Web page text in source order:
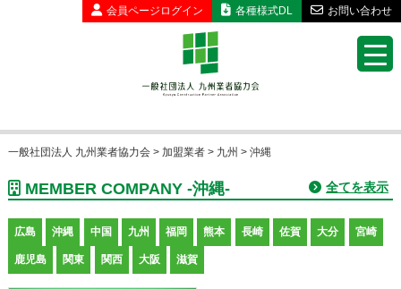
会員ページ ログイン 各種様式DL お問い合わせ
一般社団法人 九州業者協力会> 加盟業者> 九州 > 沖縄
MEMBER COMPANY -沖縄- 全てを表示
広島 沖縄 中国 九州 福岡 熊本 長崎 佐賀 大分 宮崎
鹿児島 関東 関西 大阪 滋賀